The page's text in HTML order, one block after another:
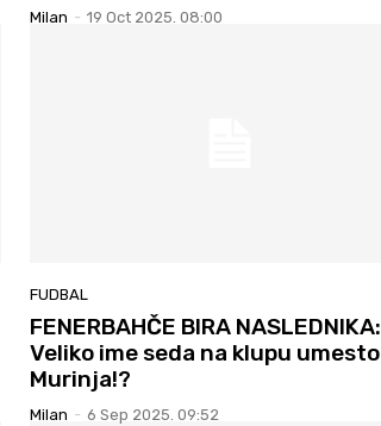
Milan - 19 Oct 2025. 08:00
FUDBAL
FENERBAHČE BIRA NASLEDNIKA:
Veliko ime seda na klupu umesto
Murinja!?
Milan - 6 Sep 2025. 09:52